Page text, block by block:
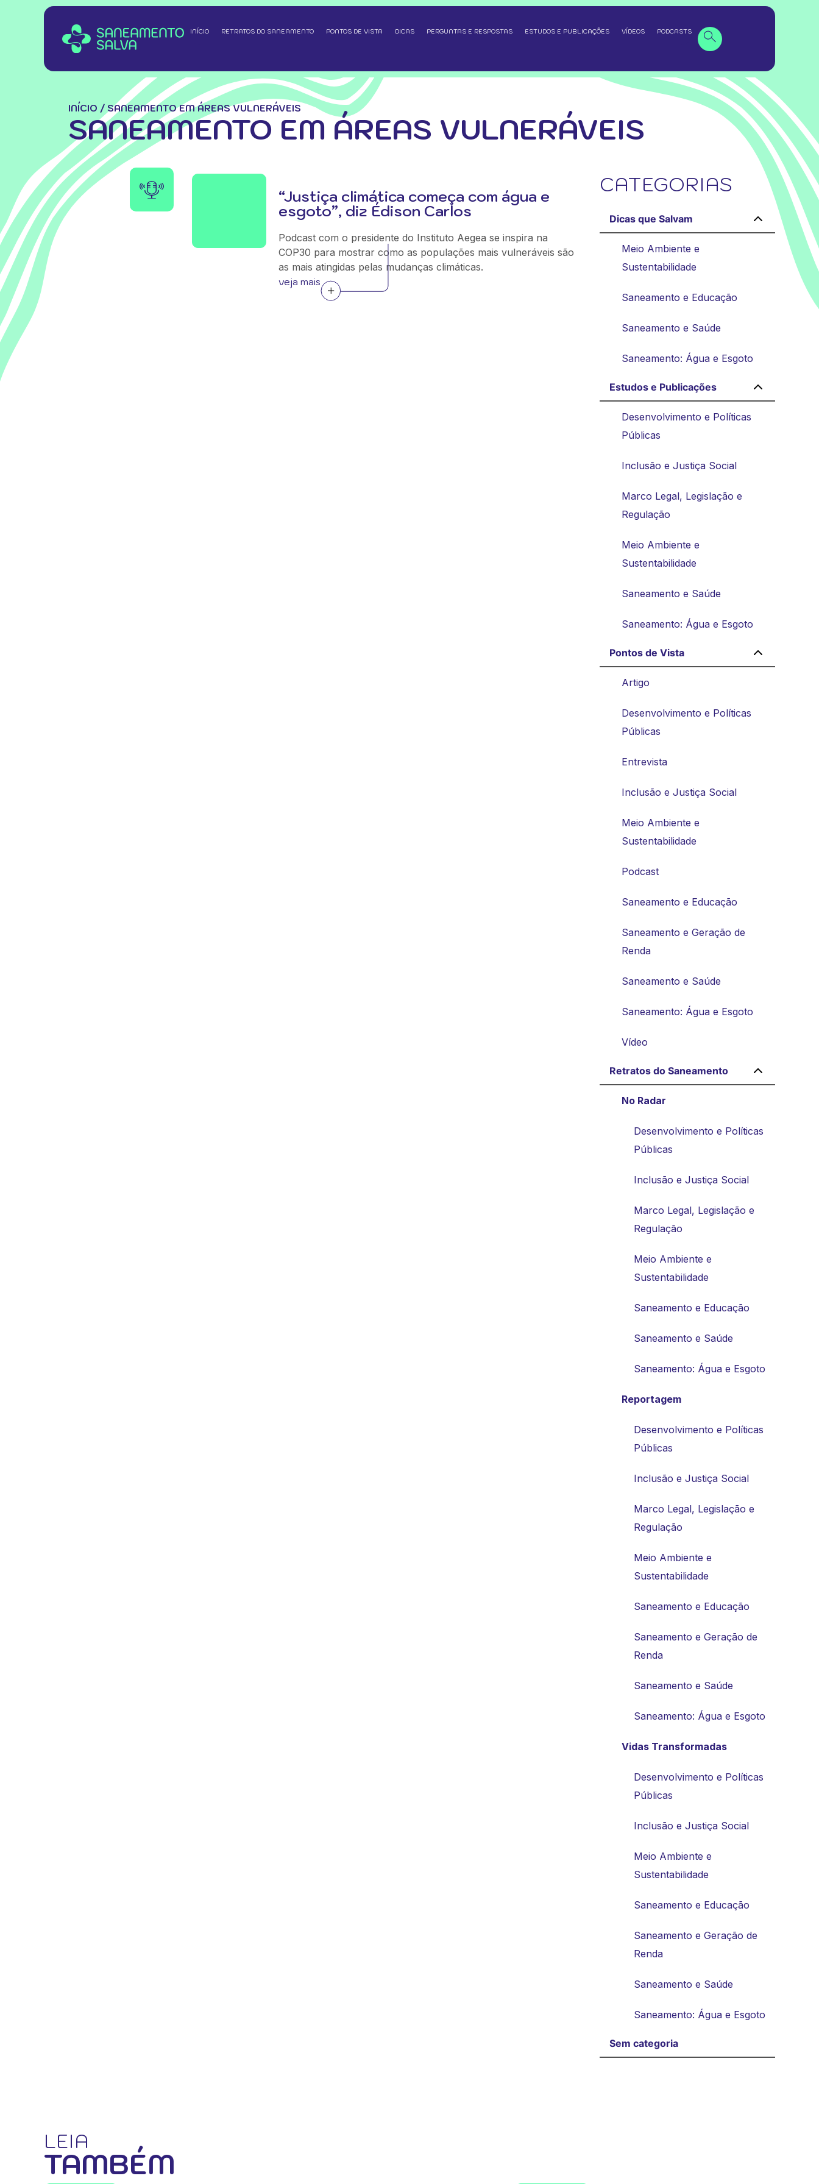
INÍCIO RETRATOS DO SANEAMENTO PONTOS DE VISTA DICAS PERGUNTAS E RESPOSTAS ESTUDOS E PUBLICAÇÕES VÍDEOS PODCASTS
INÍCIO / SANEAMENTO EM ÁREAS VULNERÁVEIS
SANEAMENTO EM ÁREAS VULNERÁVEIS
“Justiça climática começa com água e
esgoto”, diz Édison Carlos
Podcast com o presidente do Instituto Aegea se inspira na
COP30 para mostrar como as populações mais vulneráveis são
as mais atingidas pelas mudanças climáticas.
veja mais
CATEGORIAS
Dicas que Salvam
Meio Ambiente e
Sustentabilidade
Saneamento e Educação
Saneamento e Saúde
Saneamento: Água e Esgoto
Estudos e Publicações
Desenvolvimento e Políticas
Públicas
Inclusão e Justiça Social
Marco Legal, Legislação e
Regulação
Meio Ambiente e
Sustentabilidade
Saneamento e Saúde
Saneamento: Água e Esgoto
Pontos de Vista
Artigo
Desenvolvimento e Políticas
Públicas
Entrevista
Inclusão e Justiça Social
Meio Ambiente e
Sustentabilidade
Podcast
Saneamento e Educação
Saneamento e Geração de
Renda
Saneamento e Saúde
Saneamento: Água e Esgoto
Vídeo
Retratos do Saneamento
No Radar
Desenvolvimento e Políticas
Públicas
Inclusão e Justiça Social
Marco Legal, Legislação e
Regulação
Meio Ambiente e
Sustentabilidade
Saneamento e Educação
Saneamento e Saúde
Saneamento: Água e Esgoto
Reportagem
Desenvolvimento e Políticas
Públicas
Inclusão e Justiça Social
Marco Legal, Legislação e
Regulação
Meio Ambiente e
Sustentabilidade
Saneamento e Educação
Saneamento e Geração de
Renda
Saneamento e Saúde
Saneamento: Água e Esgoto
Vidas Transformadas
Desenvolvimento e Políticas
Públicas
Inclusão e Justiça Social
Meio Ambiente e
Sustentabilidade
Saneamento e Educação
Saneamento e Geração de
Renda
Saneamento e Saúde
Saneamento: Água e Esgoto
Sem categoria
LEIA
TAMBÉM